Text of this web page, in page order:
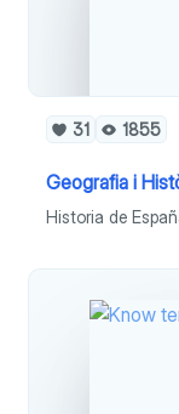
31 1855
Geografia i
Historia de